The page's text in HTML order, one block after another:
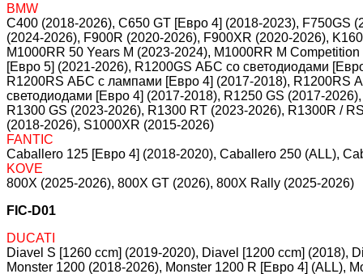
BMW
C400 (2018-2026), C650 GT [Евро 4] (2018-2023), F750GS
(2024-2026), F900R (2020-2026), F900XR (2020-2026),
M1000RR 50 Years M (2023-2024), M1000RR M
[Евро 5] (2021-2026), R1200GS АБС со светодиодами
R1200RS АБС c лампами [Евро 4] (2017-2018), R1200RS
светодиодами [Евро 4] (2017-2018), R1250 GS (2017-
R1300 GS (2023-2026), R1300 RT (2023-2026), R1300R /
(2018-2026), S1000XR (2015-2026)
FANTIC
Caballero 125 [Евро 4] (2018-2020), Caballero 250 (ALL),
KOVE
800X (2025-2026), 800X GT (2026), 800X Rally (2025-2026)
FIC-D01
DUCATI
Diavel S [1260 ccm] (2019-2020), Diavel [1200 ccm] (2018),
Monster 1200 (2018-2026), Monster 1200 R [Евро 4] (ALL),